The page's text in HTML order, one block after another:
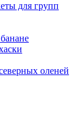
для групп
оленей